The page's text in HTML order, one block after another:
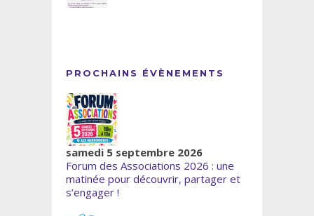
PROCHAINS ÉVÈNEMENTS
samedi 5 septembre 2026
Forum des Associations 2026 : une
matinée pour découvrir, partager et
s’engager !